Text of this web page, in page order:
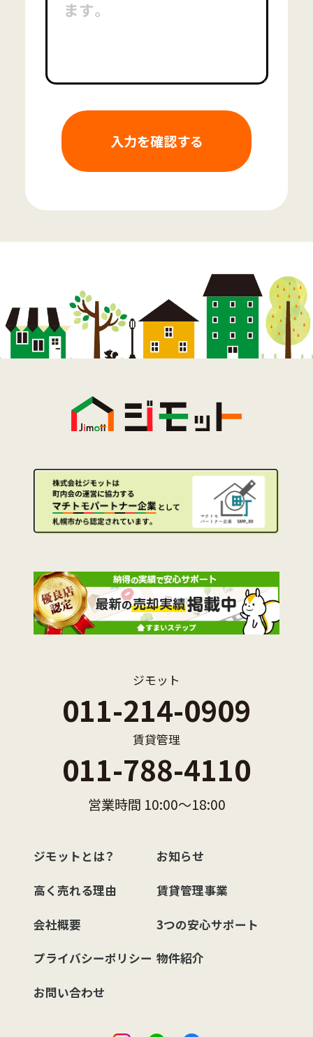
ジモット
011-214-0909
賃貸管理
011-788-4110
営業時間 10:00〜18:00
ジモットとは？ お知らせ
高く売れる理由 賃貸管理事業
会社概要 3つの安心サポート
プライバシーポリシー 物件紹介
お問い合わせ